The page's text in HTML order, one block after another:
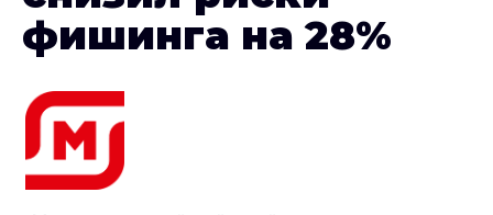
фишинга на 28%